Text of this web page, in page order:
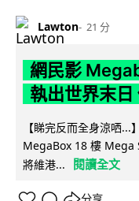
Lawton 21 分
網民影
執出世界末日
【睇完反而全身涼哂
MegaBox 18 樓 Mega
將維港...
閱讀全文